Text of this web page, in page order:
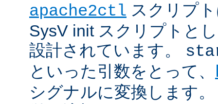
apache2ctl スクリプ
SysV init スクリプトと
設計されています。
といった引数をとって、
シグナルに変換します